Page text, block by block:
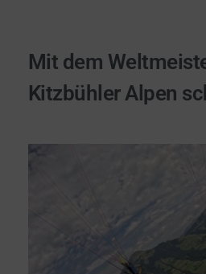
Mit dem
Kitzbühler Alpen